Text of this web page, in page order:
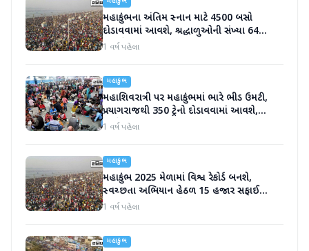
મહાકુંભના અંતિમ સ્નાન માટે 4500 બસો
દોડાવવામાં આવશે, શ્રદ્ધાળુઓની સંખ્યા 64
કરોડને પાર
1 વર્ષ પહેલા
મહાકુંભ
મહાશિવરાત્રી પર મહાકુંભમાં ભારે ભીડ ઉમટી,
પ્રયાગરાજથી 350 ટ્રેનો દોડાવવામાં આવશે,
રેલવેએ કરી ખાસ વ્યવસ્થા
1 વર્ષ પહેલા
મહાકુંભ
મહાકુંભ 2025 મેળામાં વિશ્વ રેકોર્ડ બનશે,
સ્વચ્છતા અભિયાન હેઠળ 15 હજાર સફાઈ
કર્મચારીઓ એકઠા થશે
1 વર્ષ પહેલા
મહાકુંભ